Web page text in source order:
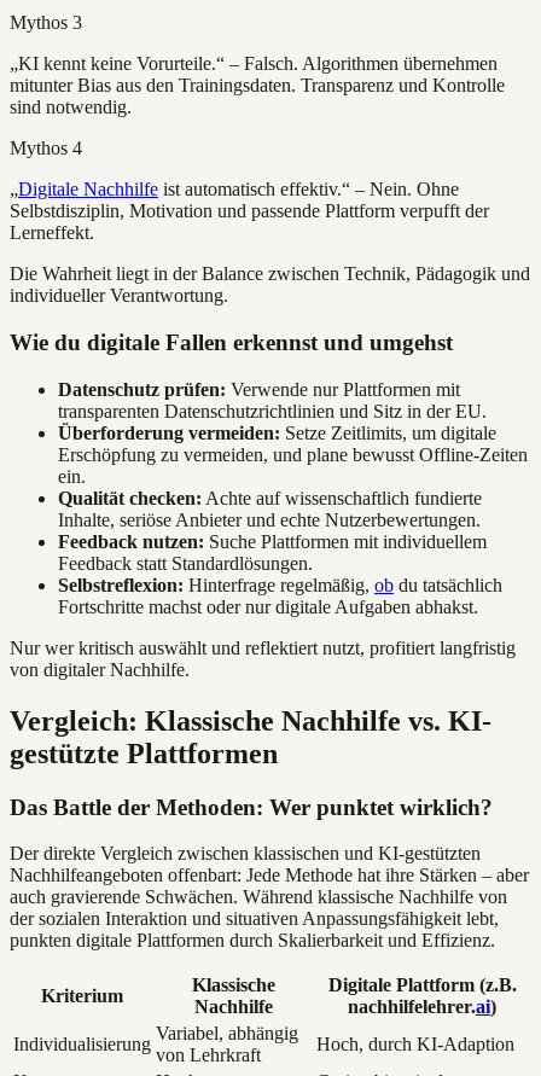
Mythos 3
„KI kennt keine Vorurteile.“ – Falsch. Algorithmen übernehmen
mitunter Bias aus den Trainingsdaten. Transparenz und Kontrolle
sind notwendig.
Mythos 4
„Digitale Nachhilfe ist automatisch effektiv.“ – Nein. Ohne
Selbstdisziplin, Motivation und passende Plattform verpufft der
Lerneffekt.
Die Wahrheit liegt in der Balance zwischen Technik, Pädagogik und
individueller Verantwortung.
Wie du digitale Fallen erkennst und umgehst
Datenschutz prüfen: Verwende nur Plattformen mit
transparenten Datenschutzrichtlinien und Sitz in der EU.
Überforderung vermeiden: Setze Zeitlimits, um digitale
Erschöpfung zu vermeiden, und plane bewusst Offline-Zeiten
ein.
Qualität checken: Achte auf wissenschaftlich fundierte
Inhalte, seriöse Anbieter und echte Nutzerbewertungen.
Feedback nutzen: Suche Plattformen mit individuellem
Feedback statt Standardlösungen.
Selbstreflexion: Hinterfrage regelmäßig, ob du tatsächlich
Fortschritte machst oder nur digitale Aufgaben abhakst.
Nur wer kritisch auswählt und reflektiert nutzt, profitiert langfristig
von digitaler Nachhilfe.
Vergleich: Klassische Nachhilfe vs. KI-
gestützte Plattformen
Das Battle der Methoden: Wer punktet wirklich?
Der direkte Vergleich zwischen klassischen und KI-gestützten
Nachhilfeangeboten offenbart: Jede Methode hat ihre Stärken – aber
auch gravierende Schwächen. Während klassische Nachhilfe von
der sozialen Interaktion und situativen Anpassungsfähigkeit lebt,
punkten digitale Plattformen durch Skalierbarkeit und Effizienz.
Kriterium
Klassische
Nachhilfe
Digitale Plattform (z.B.
nachhilfelehrer.ai)
Individualisierung
Variabel, abhängig
von Lehrkraft
Hoch, durch KI-Adaption